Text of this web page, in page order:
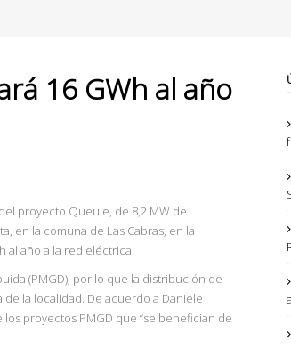
16 GWh al año
proyecto Queule, de 8,2 MW de
en la comuna de Las Cabras, en la
al año a la red eléctrica.
(PMGD), por lo que la distribución de
la localidad. De acuerdo a Daniele
los proyectos PMGD que “se benefician de